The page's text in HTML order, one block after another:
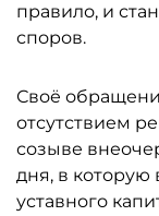
правило, и
споров.
Своё
отсутствием
созыве
дня, в
уставного